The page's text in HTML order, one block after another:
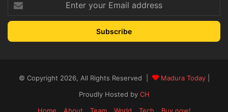
your
Email
© Copyright 2026, All Rights Reserved | Madura Today
Proudly Hosted by CH
Home
About Team World Tech Buy now!